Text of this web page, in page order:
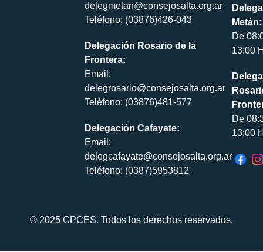
delegmetan@consejosalta.org.ar
Teléfono: (03876)426-043
Delegación Rosario de la
Frontera:
Email:
delegrosario@consejosalta.org.ar
Teléfono: (03876)481-577
Delegación Cafayate:
Email:
delegcafayate@consejosalta.org.ar
Teléfono: (0387)5953812
Metán:
De
13:00
De
13:00
© 2025 CPCES. Todos los derechos reservados.